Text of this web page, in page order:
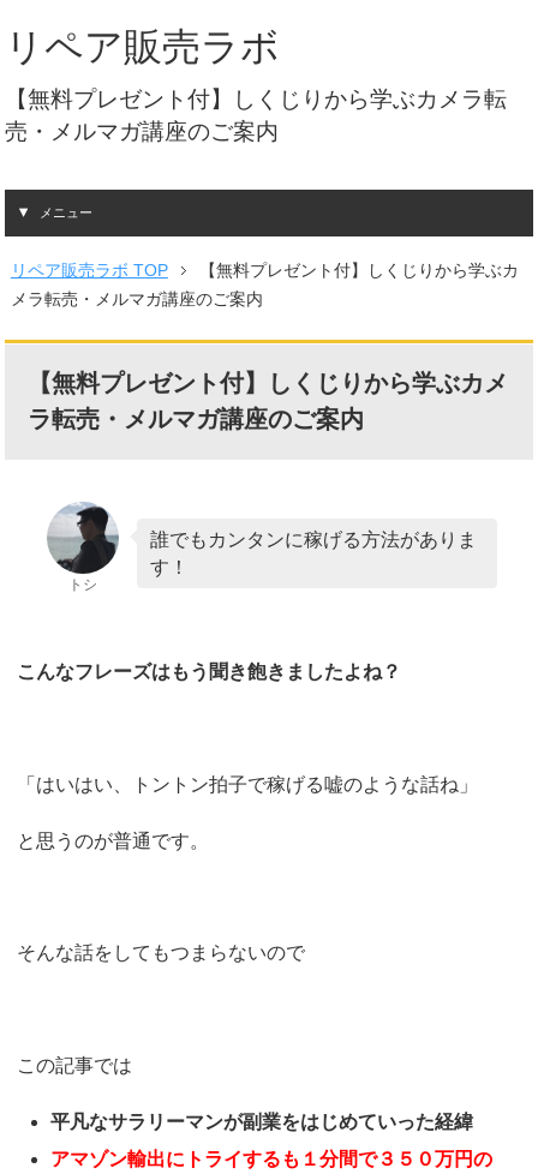
リペア販売ラボ
【無料プレゼント付】しくじりから学ぶカメラ転
売・メルマガ講座のご案内
メニュー
リペア販売ラボ TOP
【無料プレゼント付】しくじりから学ぶカ
メラ転売・メルマガ講座のご案内
【無料プレゼント付】しくじりから学ぶカメ
ラ転売・メルマガ講座のご案内
トシ
誰でもカンタンに稼げる方法がありま
す！
こんなフレーズはもう聞き飽きましたよね？
「はいはい、トントン拍子で稼げる嘘のような話ね」
と思うのが普通です。
そんな話をしてもつまらないので
この記事では
平凡なサラリーマンが副業をはじめていった経緯
アマゾン輸出にトライするも１分間で３５０万円の